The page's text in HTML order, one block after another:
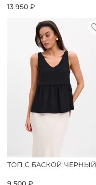
13 950 ₽
ТОП С БАСКОЙ ЧЕРНЫЙ